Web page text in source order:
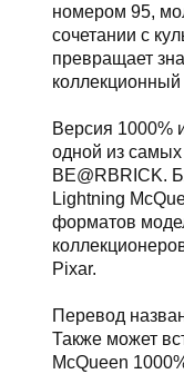
номером 95,
сочетании с
превращает
коллекционный
Версия 1000%
одной из
BE@RBRICK.
Lightning
форматов
Pixar.
Перевод
Также может
McQueen